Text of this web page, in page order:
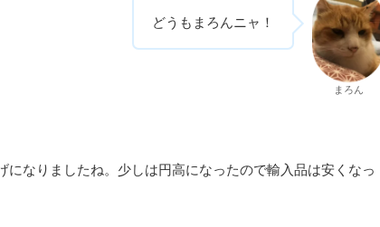
どうもまろんニャ！
まろん
になりましたね。少しは円高になったので輸入品は安くなっ